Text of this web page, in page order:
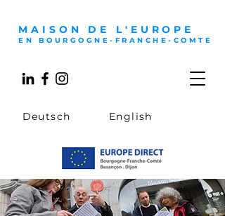
Deutsch English
MAISON DE L'EUROPE
EN BOURGOGNE-FRANCHE-COMTE